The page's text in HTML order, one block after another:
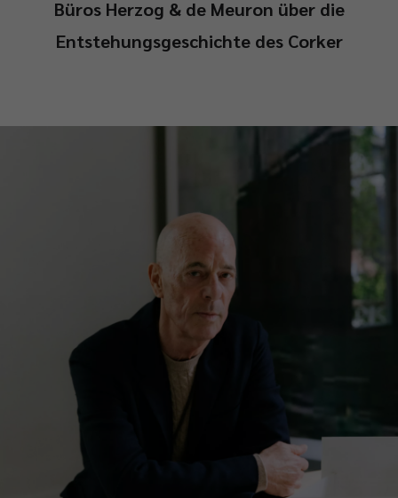
Büros Herzog & de Meuron über die
Entstehungsgeschichte des Corker